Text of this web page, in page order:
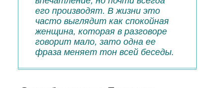
его производят. В жизни это
часто выглядит как спокойная
женщина, которая в разговоре
говорит мало, зато одна ее
фраза меняет тон всей беседы.